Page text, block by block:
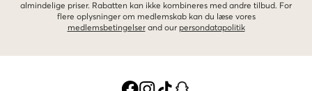
almindelige priser. Rabatten kan ikke kombineres med andre tilbud. For
flere oplysninger om medlemskab kan du læse vores
medlemsbetingelser and our persondatapolitik